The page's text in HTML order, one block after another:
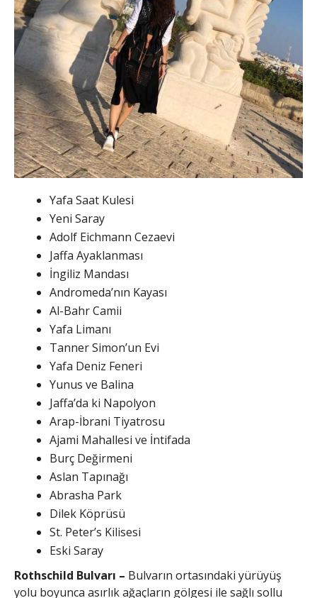
Yafa Saat Kulesi
Yeni Saray
Adolf Eichmann Cezaevi
Jaffa Ayaklanması
İngiliz Mandası
Andromeda’nın Kayası
Al-Bahr Camii
Yafa Limanı
Tanner Simon’un Evi
Yafa Deniz Feneri
Yunus ve Balina
Jaffa’da ki Napolyon
Arap-İbrani Tiyatrosu
Ajami Mahallesi ve İntifada
Burç Değirmeni
Aslan Tapınağı
Abrasha Park
Dilek Köprüsü
St. Peter’s Kilisesi
Eski Saray
Rothschild Bulvarı – Bulvarın ortasındaki yürüyüş
yolu boyunca asırlık ağaçların gölgesi ile sağlı sollu